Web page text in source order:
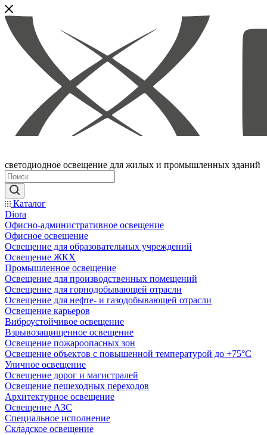
светодиодное освещение для жилых и промышленных зданий
Каталог
Diora
Офисно-административное освещение
Офисное освещение
Освещение для образовательных учреждений
Освещение ЖКХ
Промышленное освещение
Освещение для производственных помещений
Освещение для горнодобывающей отрасли
Освещение для нефте- и газодобывающей отрасли
Освещение карьеров
Виброустойчивое освещение
Взрывозащищенное освещение
Освещение пожароопасных зон
Освещение объектов с повышенной температурой до +75°C
Уличное освещение
Освещение дорог и магистралей
Освещение пешеходных переходов
Архитектурное освещение
Освещение АЗС
Специальное исполнение
Складское освещение